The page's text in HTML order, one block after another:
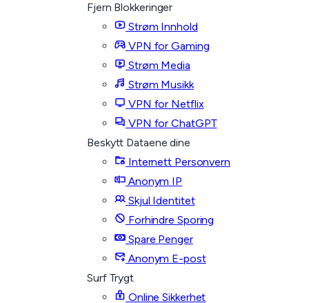
Fjern Blokkeringer
Strøm Innhold
VPN for Gaming
Strøm Media
Strøm Musikk
VPN for Netflix
VPN for ChatGPT
Beskytt Dataene dine
Internett Personvern
Anonym IP
Skjul Identitet
Forhindre Sporing
Spare Penger
Anonym E-post
Surf Trygt
Online Sikkerhet